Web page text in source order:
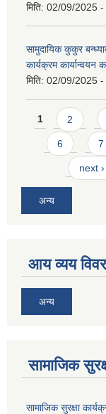
मिति: 02/09/2025 -
सामुदायिक कुकुर
कार्यक्रम कार्यान्वयन
मिति: 02/09/2025 -
Pages
1 2
6 7
next ›
अन्य
आय व्यय
अन्य
सामाजिक
सामाजिक सुरक्षा